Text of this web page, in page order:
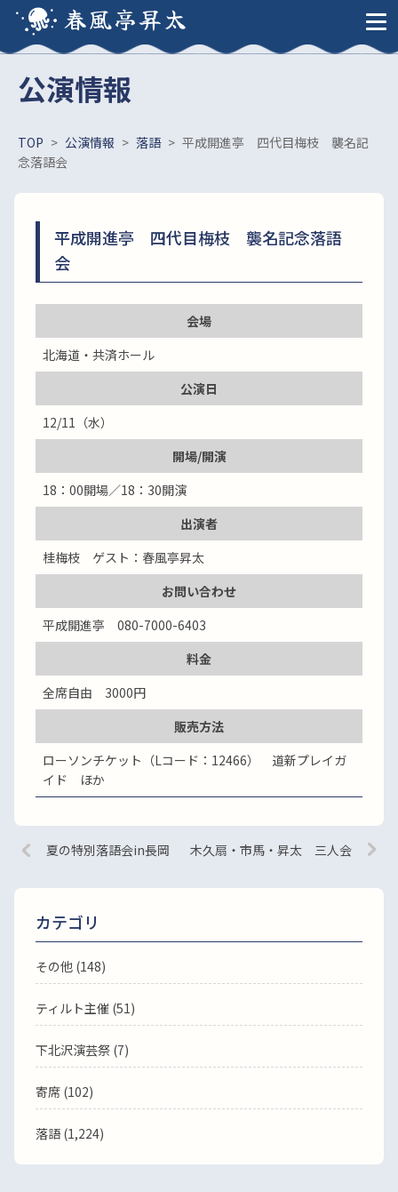
春風亭昇太
公演情報
TOP > 公演情報 > 落語 > 平成開進亭 四代目梅枝 襲名記
念落語会
平成開進亭 四代目梅枝 襲名記念落語
会
会場
北海道・共済ホール
公演日
12/11（水）
開場/開演
18：00開場／18：30開演
出演者
桂梅枝 ゲスト：春風亭昇太
お問い合わせ
平成開進亭 080-7000-6403
料金
全席自由 3000円
販売方法
ローソンチケット（Lコード：12466） 道新プレイガ
イド ほか
夏の特別落語会in長岡 木久扇・市馬・昇太 三人会
カテゴリ
その他 (148)
ティルト主催 (51)
下北沢演芸祭 (7)
寄席 (102)
落語(1,224)